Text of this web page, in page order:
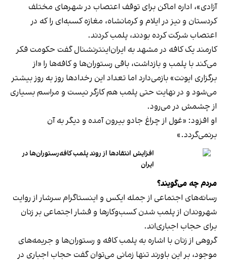
آزادی»، اداره اماکن برای توقف اعتصاب در شهرهای مختلف
کردستان و نیز در ایلام و کرمانشاه، مغازه کسبه‌ای را که در
اعتصاب شرکت کرده بودند، پلمب کردند.
کارمند یک کافه در مشهد به ایران‌اینترنشنال گفت حکومت فکر
می‌کند با پلمب و بازداشت، باقی رستوران‌ها و کافه‌ها را «از
برگزاری ایونت» بازمی‌دارد اما تعداد این رخدادها روز به روز بیشتر
می‌شود و در نهایت حتی پلمب هم کارگر نیست و مراسم بسیاری
از چشمش در می‌رود.
او افزود: «غول از چراغ جادو بیرون آمده و دیگر به آن
برنمی‎‌گردد.»
افزایش انتقادها از روند پلمب کافه‌رستوران‌ها در
ایران
مردم چه می‌گویند؟
رسانه‎‌های اجتماعی از جمله ایکس و اینستاگرام سرشار از روایت
شهروندان از پلمب شدن کسب‌وکارها و فشار اجتماعی بر زنان
برای حجاب اجباری‌اند.
گروهی از زنان با اشاره به پلمب کافه و رستوران‌ها و جریمه‌های
موجود، بر این باورند تنها زمانی می‌توان گفت حجاب اجباری در